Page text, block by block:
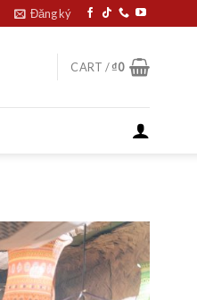
Đăng ký
CART /₫0